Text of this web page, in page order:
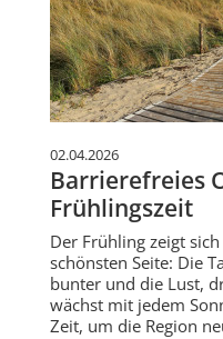
02.04.2026
Barrierefreies
Frühlingszeit
Der Frühling zeigt
schönsten Seite: Die
bunter und die Lust,
wächst mit jedem
Zeit, um die Region